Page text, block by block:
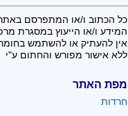
כל הכתוב ו/או המתפרסם
המידע ו/או הייעוץ במסגרת
אין להעתיק או להשתמש
ללא אישור מפורש והחתום ע"י
מפת האתר
חרדות